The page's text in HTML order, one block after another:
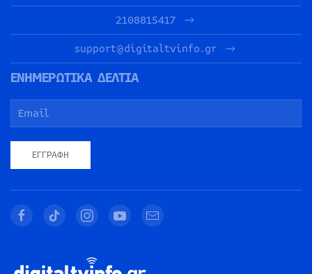
2108815417
support@digitaltvinfo.gr
ΕΝΗΜΕΡΩΤΙΚΑ ΔΕΛΤΙΑ
ΕΓΓΡΑΦΉ